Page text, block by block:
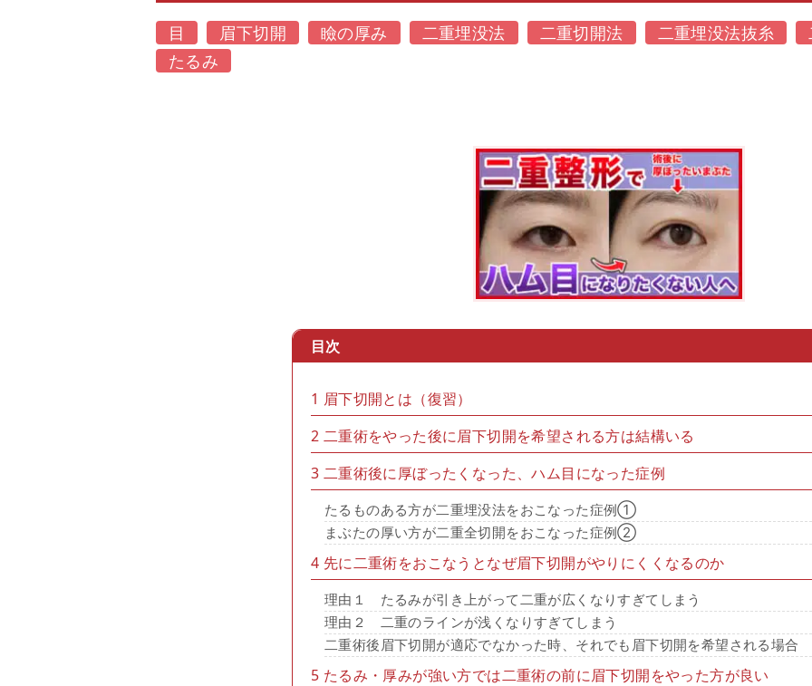
目 眉下切開 瞼の厚み 二重埋没法 二重切開法 二重埋没法抜糸
たるみ
目次
1 眉下切開とは（復習）
2 二重術をやった後に眉下切開を希望される方は結構いる
3 二重術後に厚ぼったくなった、ハム目になった症例
たるものある方が二重埋没法をおこなった症例①
まぶたの厚い方が二重全切開をおこなった症例②
4 先に二重術をおこなうとなぜ眉下切開がやりにくくなるのか
理由１ たるみが引き上がって二重が広くなりすぎてしまう
理由２ 二重のラインが浅くなりすぎてしまう
二重術後眉下切開が適応でなかった時、それでも眉下切開を希望される場合
5 たるみ・厚みが強い方では二重術の前に眉下切開をやった方が良い